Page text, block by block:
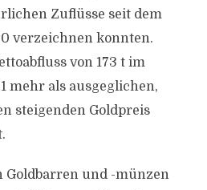
Zuflüsse seit dem
verzeichnen konnten.
von 173 t im
mehr als ausgeglichen,
steigenden Goldpreis
Goldbarren und -münzen